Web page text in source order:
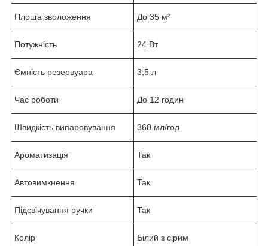
Площа зволоження До 35 м²
Потужність 24 Вт
Ємність резервуара 3,5 л
Час роботи До 12 годин
Швидкість випаровування 360 мл/год
Ароматизація Так
Автовимкнення Так
Підсвічування ручки Так
Колір Білий з сірим